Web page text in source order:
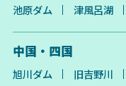
池原ダム
津風呂湖
中国・四国
旭川ダム 旧吉野川